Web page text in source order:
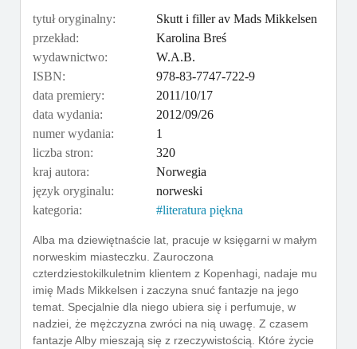
tytuł oryginalny:
Skutt i filler av Mads Mikkelsen
przekład:
Karolina Breś
wydawnictwo:
W.A.B.
ISBN:
978-83-7747-722-9
data premiery:
2011/10/17
data wydania:
2012/09/26
numer wydania:
1
liczba stron:
320
kraj autora:
Norwegia
język oryginalu:
norweski
kategoria:
literatura piękna
Alba ma dziewiętnaście lat, pracuje w księgarni w małym
norweskim miasteczku. Zauroczona
czterdziestokilkuletnim klientem z Kopenhagi, nadaje mu
imię Mads Mikkelsen i zaczyna snuć fantazje na jego
temat. Specjalnie dla niego ubiera się i perfumuje, w
nadziei, że mężczyzna zwróci na nią uwagę. Z czasem
fantazje Alby mieszają się z rzeczywistością. Które życie